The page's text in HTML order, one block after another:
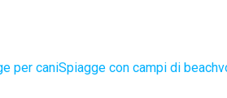
per caniSpiagge con campi di